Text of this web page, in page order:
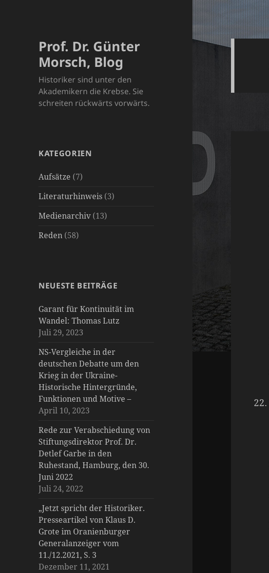
Prof. Dr. Günter
Morsch, Blog
Historiker sind unter den
Akademikern die Krebse. Sie
schreiten rückwärts vorwärts.
KATEGORIEN
Aufsätze (7)
Literaturhinweis (3)
Medienarchiv (13)
Reden (58)
NEUESTE BEITRÄGE
Garant für Kontinuität im
Wandel: Thomas Lutz
Juli 29, 2023
NS-Vergleiche in der
deutschen Debatte um den
Krieg in der Ukraine-
Historische Hintergründe,
Funktionen und Motive –
April 10, 2023
Rede zur Verabschiedung von
Stiftungsdirektor Prof. Dr.
Detlef Garbe in den
Ruhestand, Hamburg, den 30.
Juni 2022
Juli 24, 2022
„Jetzt spricht der Historiker.
Presseartikel von Klaus D.
Grote im Oranienburger
Generalanzeiger vom
11./12.2021, S. 3
Dezember 11, 2021